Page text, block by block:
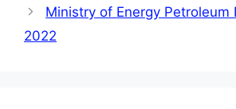
Ministry of Energy Petroleum
2022